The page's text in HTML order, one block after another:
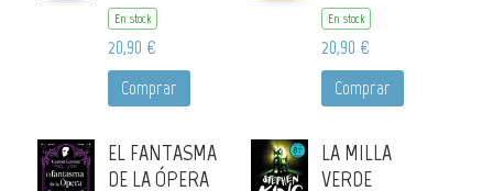
En stock
20,90 €
Comprar
En stock
20,90 €
Comprar
EL FANTASMA
DE LA ÓPERA
LA MILLA
VERDE